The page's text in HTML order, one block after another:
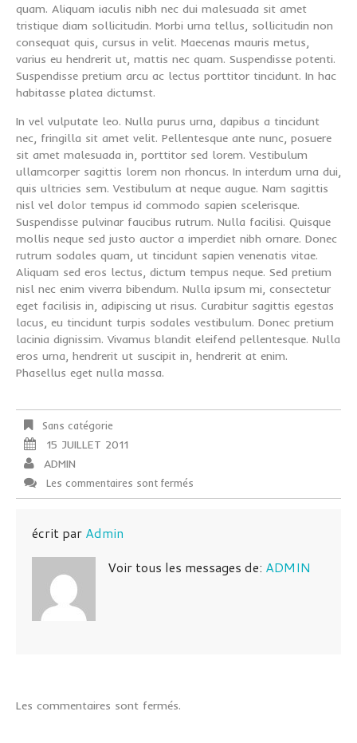
quam. Aliquam iaculis nibh nec dui malesuada sit amet
tristique diam sollicitudin. Morbi urna tellus, sollicitudin non
consequat quis, cursus in velit. Maecenas mauris metus,
varius eu hendrerit ut, mattis nec quam. Suspendisse potenti.
Suspendisse pretium arcu ac lectus porttitor tincidunt. In hac
habitasse platea dictumst.
In vel vulputate leo. Nulla purus urna, dapibus a tincidunt
nec, fringilla sit amet velit. Pellentesque ante nunc, posuere
sit amet malesuada in, porttitor sed lorem. Vestibulum
ullamcorper sagittis lorem non rhoncus. In interdum urna dui,
quis ultricies sem. Vestibulum at neque augue. Nam sagittis
nisl vel dolor tempus id commodo sapien scelerisque.
Suspendisse pulvinar faucibus rutrum. Nulla facilisi. Quisque
mollis neque sed justo auctor a imperdiet nibh ornare. Donec
rutrum sodales quam, ut tincidunt sapien venenatis vitae.
Aliquam sed eros lectus, dictum tempus neque. Sed pretium
nisl nec enim viverra bibendum. Nulla ipsum mi, consectetur
eget facilisis in, adipiscing ut risus. Curabitur sagittis egestas
lacus, eu tincidunt turpis sodales vestibulum. Donec pretium
lacinia dignissim. Vivamus blandit eleifend pellentesque. Nulla
eros urna, hendrerit ut suscipit in, hendrerit at enim.
Phasellus eget nulla massa.
Sans catégorie
15 JUILLET 2011
ADMIN
Les commentaires sont fermés
écrit par Admin
Voir tous les messages de: ADMIN
Les commentaires sont fermés.